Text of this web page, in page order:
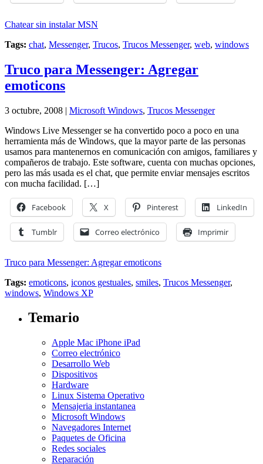
Chatear sin instalar MSN
Tags: chat, Messenger, Trucos, Trucos Messenger, web, windows
Truco para Messenger: Agregar
emoticons
3 octubre, 2008 | Microsoft Windows, Trucos Messenger
Windows Live Messenger se ha convertido poco a poco en una
herramienta más de Windows, que la mayor parte de las personas
usamos para mantenernos en comunicación con amigos, familiares y
compañeros de trabajo. Este software, cuenta con muchas opciones,
pero las más usada es el chat, que permite enviar mensajes escritos
con mucha facilidad. […]
Facebook X Pinterest LinkedIn
Tumblr Correo electrónico Imprimir
Truco para Messenger: Agregar emoticons
Tags: emoticons, iconos gestuales, smiles, Trucos Messenger,
windows, Windows XP
Temario
Apple Mac iPhone iPad
Correo electrónico
Desarrollo Web
Dispositivos
Hardware
Linux Sistema Operativo
Mensajeria instantanea
Microsoft Windows
Navegadores Internet
Paquetes de Oficina
Redes sociales
Reparación